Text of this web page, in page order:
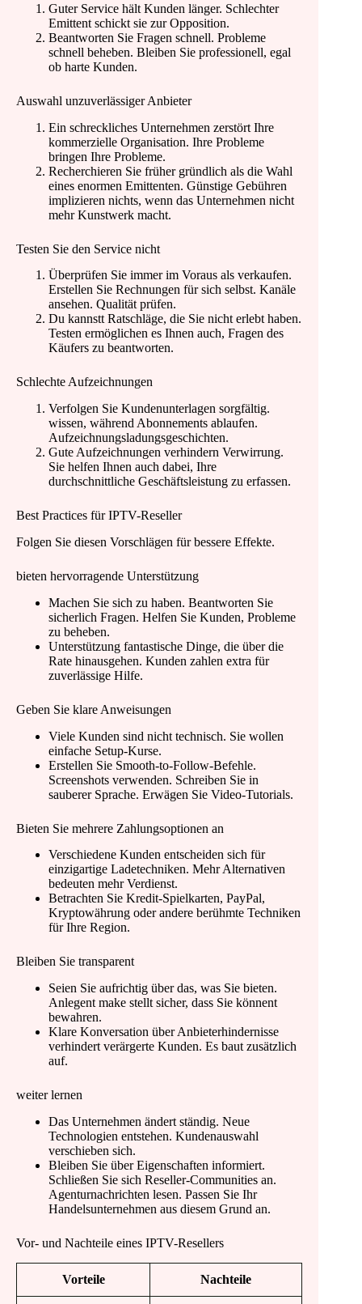
Guter Service hält Kunden länger. Schlechter
Emittent schickt sie zur Opposition.
Beantworten Sie Fragen schnell. Probleme
schnell beheben. Bleiben Sie professionell, egal
ob harte Kunden.
Auswahl unzuverlässiger Anbieter
Ein schreckliches Unternehmen zerstört Ihre
kommerzielle Organisation. Ihre Probleme
bringen Ihre Probleme.
Recherchieren Sie früher gründlich als die Wahl
eines enormen Emittenten. Günstige Gebühren
implizieren nichts, wenn das Unternehmen nicht
mehr Kunstwerk macht.
Testen Sie den Service nicht
Überprüfen Sie immer im Voraus als verkaufen.
Erstellen Sie Rechnungen für sich selbst. Kanäle
ansehen. Qualität prüfen.
Du kannstt Ratschläge, die Sie nicht erlebt haben.
Testen ermöglichen es Ihnen auch, Fragen des
Käufers zu beantworten.
Schlechte Aufzeichnungen
Verfolgen Sie Kundenunterlagen sorgfältig.
wissen, während Abonnements ablaufen.
Aufzeichnungsladungsgeschichten.
Gute Aufzeichnungen verhindern Verwirrung.
Sie helfen Ihnen auch dabei, Ihre
durchschnittliche Geschäftsleistung zu erfassen.
Best Practices für IPTV-Reseller
Folgen Sie diesen Vorschlägen für bessere Effekte.
bieten hervorragende Unterstützung
Machen Sie sich zu haben. Beantworten Sie
sicherlich Fragen. Helfen Sie Kunden, Probleme
zu beheben.
Unterstützung fantastische Dinge, die über die
Rate hinausgehen. Kunden zahlen extra für
zuverlässige Hilfe.
Geben Sie klare Anweisungen
Viele Kunden sind nicht technisch. Sie wollen
einfache Setup-Kurse.
Erstellen Sie Smooth-to-Follow-Befehle.
Screenshots verwenden. Schreiben Sie in
sauberer Sprache. Erwägen Sie Video-Tutorials.
Bieten Sie mehrere Zahlungsoptionen an
Verschiedene Kunden entscheiden sich für
einzigartige Ladetechniken. Mehr Alternativen
bedeuten mehr Verdienst.
Betrachten Sie Kredit-Spielkarten, PayPal,
Kryptowährung oder andere berühmte Techniken
für Ihre Region.
Bleiben Sie transparent
Seien Sie aufrichtig über das, was Sie bieten.
Anlegent make stellt sicher, dass Sie könnent
bewahren.
Klare Konversation über Anbieterhindernisse
verhindert verärgerte Kunden. Es baut zusätzlich
auf.
weiter lernen
Das Unternehmen ändert ständig. Neue
Technologien entstehen. Kundenauswahl
verschieben sich.
Bleiben Sie über Eigenschaften informiert.
Schließen Sie sich Reseller-Communities an.
Agenturnachrichten lesen. Passen Sie Ihr
Handelsunternehmen aus diesem Grund an.
Vor- und Nachteile eines IPTV-Resellers
Vorteile Nachteile